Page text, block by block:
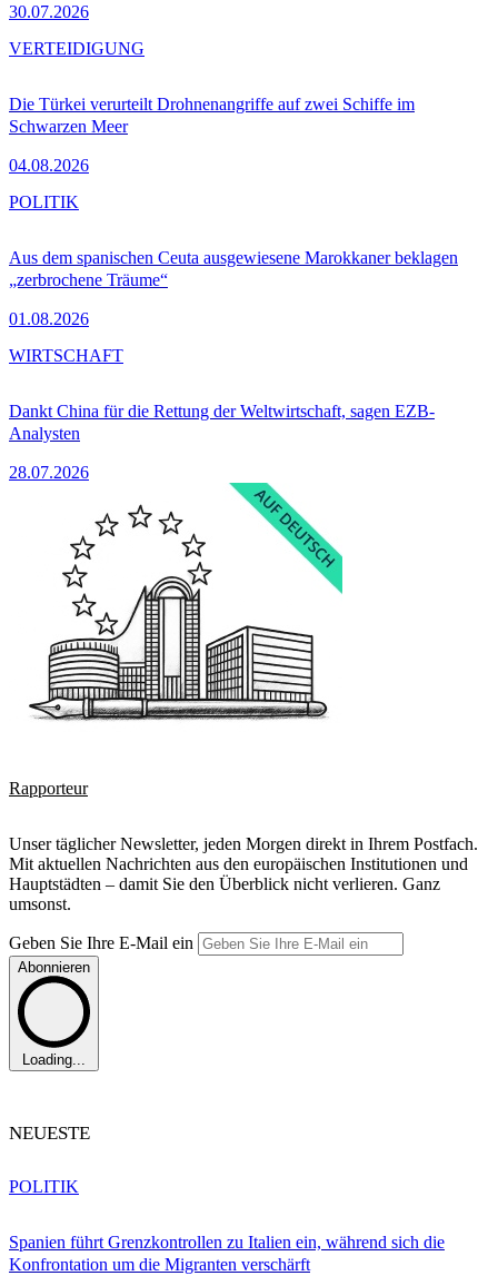
30.07.2026
Die Türkei verurteilt Drohnenangriffe auf zwei Schiffe im
Schwarzen Meer
04.08.2026
VERTEIDIGUNG
Aus dem spanischen Ceuta ausgewiesene Marokkaner beklagen
„zerbrochene Träume“
01.08.2026
POLITIK
Dankt China für die Rettung der Weltwirtschaft, sagen EZB-
Analysten
28.07.2026
WIRTSCHAFT
Rapporteur
Unser täglicher Newsletter, jeden Morgen direkt in Ihrem Postfach.
Mit aktuellen Nachrichten aus den europäischen Institutionen und
Hauptstädten – damit Sie den Überblick nicht verlieren. Ganz
umsonst.
Geben Sie Ihre E-Mail ein
Abonnieren
Loading...
NEUESTE
Spanien führt Grenzkontrollen zu Italien ein, während sich die
Konfrontation um die Migranten verschärft
POLITIK